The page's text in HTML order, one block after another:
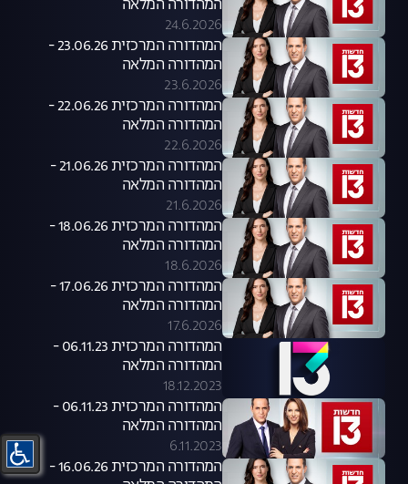
המהדורה המלאה
24.6.2026
המהדורה המרכזית 23.06.26 -
המהדורה המלאה
23.6.2026
המהדורה המרכזית 22.06.26 -
המהדורה המלאה
22.6.2026
המהדורה המרכזית 21.06.26 -
המהדורה המלאה
21.6.2026
המהדורה המרכזית 18.06.26 -
המהדורה המלאה
18.6.2026
המהדורה המרכזית 17.06.26 -
המהדורה המלאה
17.6.2026
המהדורה המרכזית 06.11.23 -
המהדורה המלאה
18.12.2023
המהדורה המרכזית 06.11.23 -
המהדורה המלאה
6.11.2023
המהדורה המרכזית 16.06.26 -